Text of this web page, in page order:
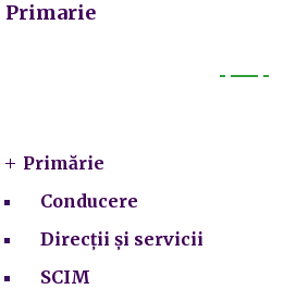
Primarie
Primărie
Conducere
Direcții și servicii
SCIM